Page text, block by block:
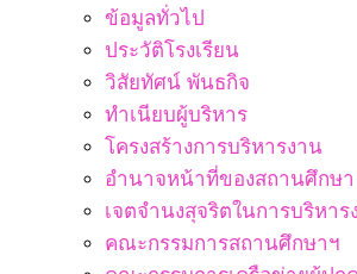
ข้อมูลทั่วไป
ประวัติโรงเรียน
วิสัยทัศน์ พันธกิจ
ทำเนียบผู้บริหาร
โครงสร้างการบริหารงาน
อำนาจหน้าที่ของสถานศึกษา
เจตจํานงสุจริตในการบริหาร
คณะกรรมการสถานศึกษาฯ